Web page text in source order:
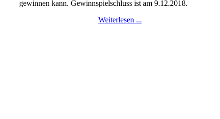
gewinnen kann. Gewinnspielschluss ist am 9.12.2018.
Weiterlesen ...